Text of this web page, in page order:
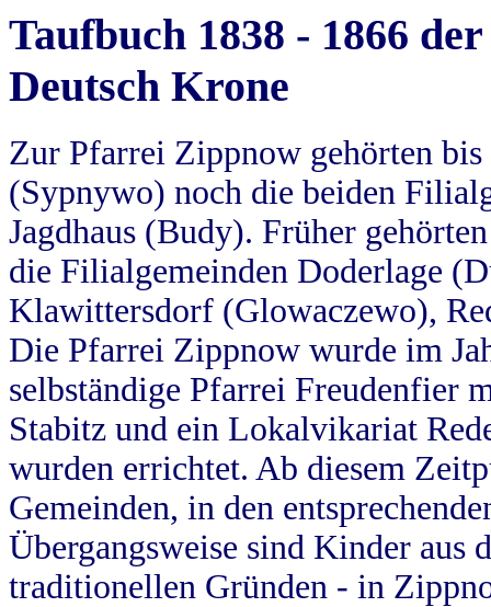
Taufbuch 1838 - 1866
Deutsch Krone
Zur Pfarrei Zippnow gehörten
(Sypnywo) noch die beiden
Jagdhaus (Budy). Früher
die Filialgemeinden Doderlage
Klawittersdorf (Glowaczewo),
Die Pfarrei Zippnow wurde im
selbständige Pfarrei Freudenfier
Stabitz und ein Lokalvikariat
wurden errichtet. Ab diesem
Gemeinden, in den
Übergangsweise sind Kinder aus
traditionellen Gründen - in